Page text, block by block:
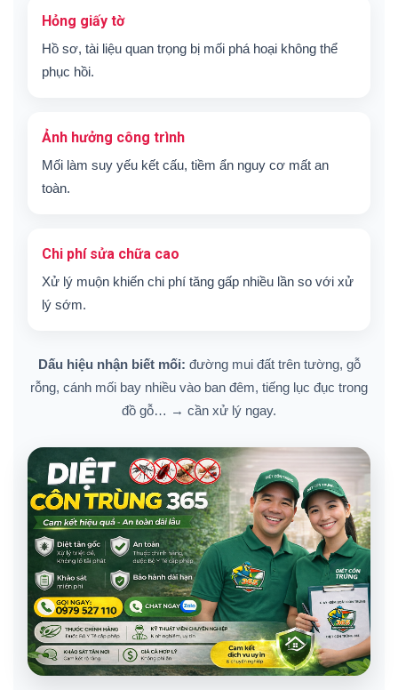
Hỏng giấy tờ
Hồ sơ, tài liệu quan trọng bị mối phá hoại không thể
phục hồi.
Ảnh hưởng công trình
Mối làm suy yếu kết cấu, tiềm ẩn nguy cơ mất an
toàn.
Chi phí sửa chữa cao
Xử lý muộn khiến chi phí tăng gấp nhiều lần so với xử
lý sớm.
Dấu hiệu nhận biết mối: đường mui đất trên tường, gỗ
rỗng, cánh mối bay nhiều vào ban đêm, tiếng lục đục trong
đồ gỗ… → cần xử lý ngay.